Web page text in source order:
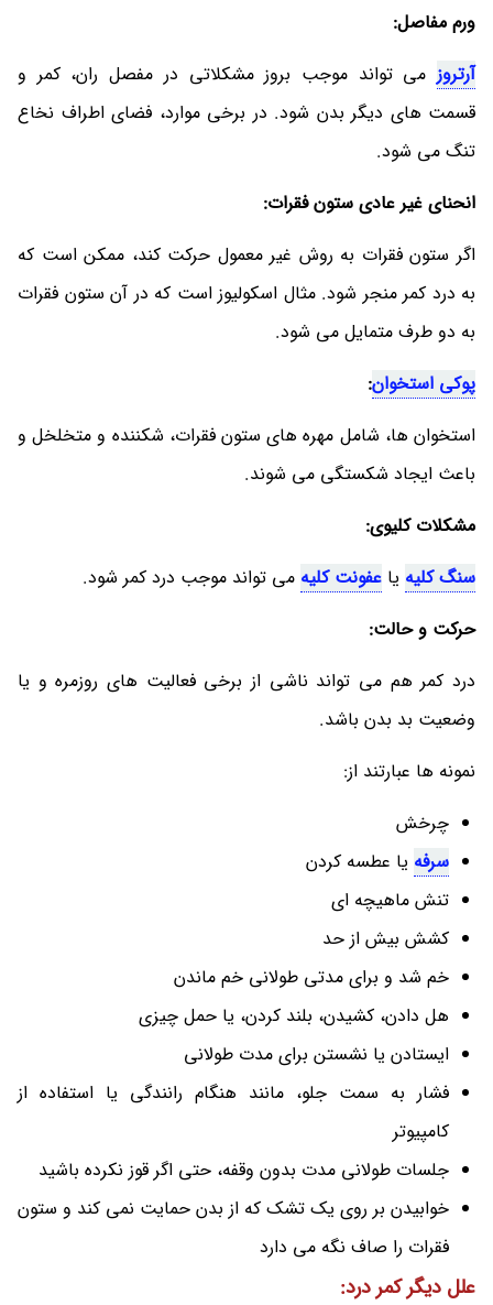
ورم مفاصل:
آرتروزمی تواند موجب بروز مشکلاتی در مفصل ران، کمر و
قسمت های دیگر بدن شود. در برخی موارد، فضای اطراف نخاع
تنگ می شود.
انحنای غیر عادی ستون فقرات:
اگر ستون فقرات به روش غیر معمول حرکت کند، ممکن است که
به درد کمر منجر شود. مثال اسکولیوز است که در آن ستون فقرات
به دو طرف متمایل می شود.
پوکی استخوان:
استخوان ها، شامل مهره های ستون فقرات، شکننده و متخلخل و
باعث ایجاد شکستگی می شوند.
مشکلات کلیوی:
سنگ کلیه یا عفونت کلیه می تواند موجب درد کمر شود.
حرکت و حالت:
درد کمر هم می تواند ناشی از برخی فعالیت های روزمره و یا
وضعیت بد بدن باشد.
نمونه ها عبارتند از:
چرخش
سرفه یا عطسه کردن
تنش ماهیچه ای
کشش بیش از حد
خم شد و برای مدتی طولانی خم ماندن
هل دادن، کشیدن، بلند کردن، یا حمل چیزی
ایستادن یا نشستن برای مدت طولانی
فشار به سمت جلو، مانند هنگام رانندگی یا استفاده از
کامپیوتر
جلسات طولانی مدت بدون وقفه، حتی اگر قوز نکرده باشید
خوابیدن بر روی یک تشک که از بدن حمایت نمی کند و ستون
فقرات را صاف نگه می دارد
علل دیگر کمر درد: